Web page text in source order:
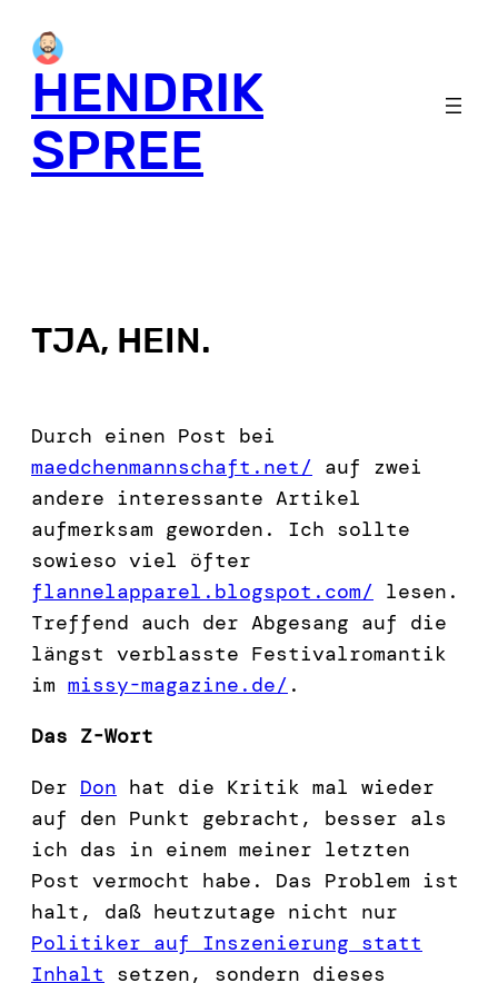
HENDRIK
SPREE
TJA, HEIN.
Durch einen Post bei
maedchenmannschaft.net/ auf zwei
andere interessante Artikel
aufmerksam geworden. Ich sollte
sowieso viel öfter
flannelapparel.blogspot.com/ lesen.
Treffend auch der Abgesang auf die
längst verblasste Festivalromantik
im missy-magazine.de/ .
Das Z-Wort
Der Don hat die Kritik mal wieder
auf den Punkt gebracht, besser als
ich das in einem meiner letzten
Post vermocht habe. Das Problem ist
halt, daß heutzutage nicht nur
Politiker auf Inszenierung statt
Inhalt setzen, sondern dieses